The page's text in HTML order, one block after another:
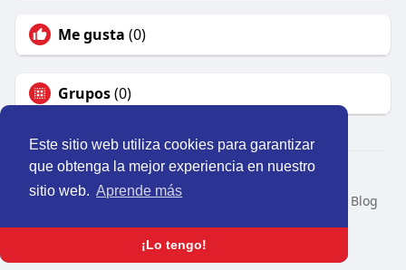
Este sitio web utiliza cookies para garantizar
que obtenga la mejor experiencia en nuestro
sitio web. Aprende más
¡Lo tengo!
Me gusta (0)
Grupos(0)
© 2026 Perú Activo
Inicio
Nosotros Contacto
Blog
Idioma